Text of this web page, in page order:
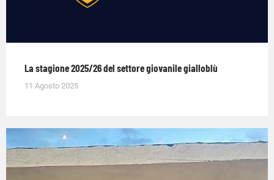
La stagione 2025/26 del settore giovanile gialloblù
11 Agosto 2025